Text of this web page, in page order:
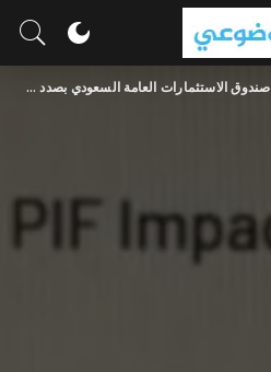
صندوق الاستثمارات العامة السعودي بصدد شراء 15% من مطار هيثرو